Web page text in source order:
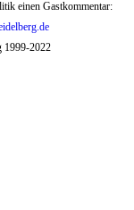
einen Gastkommentar:
1999-2022